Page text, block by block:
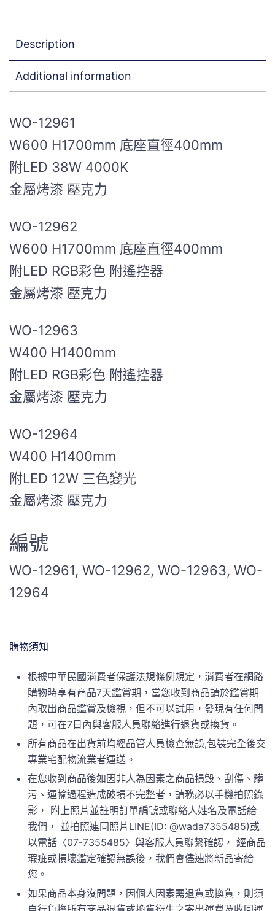
Description
Additional information
WO-12961
W600 H1700mm 底座直徑400mm
附LED 38W 4000K
金屬烤漆 壓克力
WO-12962
W600 H1700mm 底座直徑400mm
附LED RGB彩色 附遙控器
金屬烤漆 壓克力
WO-12963
W400 H1400mm
附LED RGB彩色 附遙控器
金屬烤漆 壓克力
WO-12964
W400 H1400mm
附LED 12W 三色變光
金屬烤漆 壓克力
編號
WO-12961, WO-12962, WO-12963, WO-
12964
購物須知
根據中華民國消費者保護法規條例規定，消費者在網路
購物時享有商品7天鑑賞期，當您收到商品請於鑑賞期
內取出商品鑑賞及檢視，但不可以試用，發現有任何問
題，可在7日內與客服人員聯絡進行退貨或換貨。
所有商品在出貨前均經品管人員檢查無誤,包裝完全後交
專業宅配物流業者運送。
在您收到商品後如因非人為因素之商品損毀、刮傷、髒
污、運輸過程造成破損不完整者，請務必以手機拍照錄
影， 附上照片並註明訂單編號或聯絡人姓名及電話給
我們， 並拍照連同照片LINE(ID: @wada7355485)或
以電話〈07-7355485〉與客服人員聯繫確認， 經商品
瑕疵或損壞鑑定確認無誤後，我們會儘速將新品寄給
您。
如果商品本身沒問題，因個人因素需退貨或換貨，則須